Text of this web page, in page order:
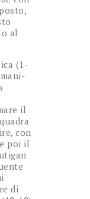
al
(1-
il
con
poi il
di